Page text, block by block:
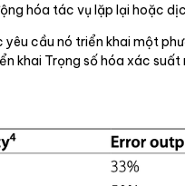
hóa tác vụ lặp lại hoặc
cầu nó triển khai một
Trọng số hóa xác suất